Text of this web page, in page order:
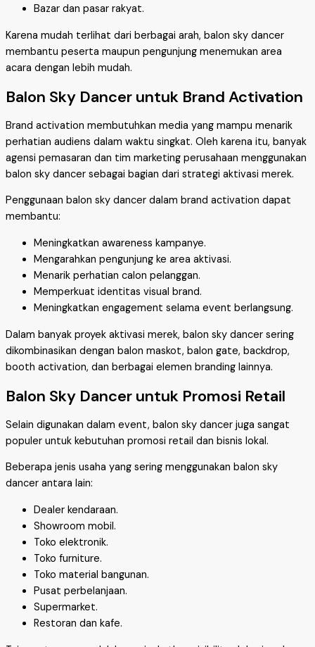
Bazar dan pasar rakyat.
Karena mudah terlihat dari berbagai arah, balon sky dancer
membantu peserta maupun pengunjung menemukan area
acara dengan lebih mudah.
Balon Sky Dancer untuk Brand Activation
Brand activation membutuhkan media yang mampu menarik
perhatian audiens dalam waktu singkat. Oleh karena itu, banyak
agensi pemasaran dan tim marketing perusahaan menggunakan
balon sky dancer sebagai bagian dari strategi aktivasi merek.
Penggunaan balon sky dancer dalam brand activation dapat
membantu:
Meningkatkan awareness kampanye.
Mengarahkan pengunjung ke area aktivasi.
Menarik perhatian calon pelanggan.
Memperkuat identitas visual brand.
Meningkatkan engagement selama event berlangsung.
Dalam banyak proyek aktivasi merek, balon sky dancer sering
dikombinasikan dengan balon maskot, balon gate, backdrop,
booth activation, dan berbagai elemen branding lainnya.
Balon Sky Dancer untuk Promosi Retail
Selain digunakan dalam event, balon sky dancer juga sangat
populer untuk kebutuhan promosi retail dan bisnis lokal.
Beberapa jenis usaha yang sering menggunakan balon sky
dancer antara lain:
Dealer kendaraan.
Showroom mobil.
Toko elektronik.
Toko furniture.
Toko material bangunan.
Pusat perbelanjaan.
Supermarket.
Restoran dan kafe.